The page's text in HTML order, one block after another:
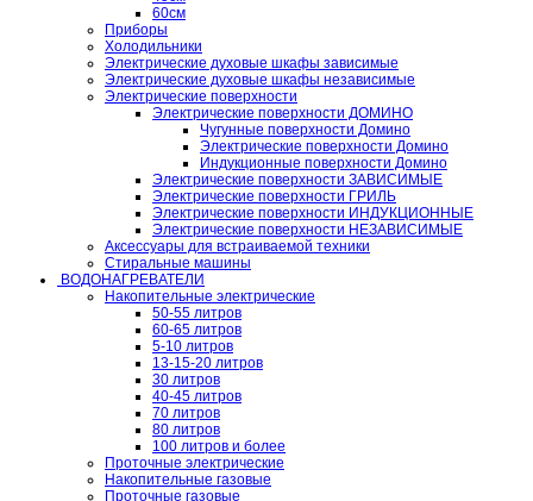
60см
Приборы
Холодильники
Электрические духовые шкафы зависимые
Электрические духовые шкафы независимые
Электрические поверхности
Электрические поверхности ДОМИНО
Чугунные поверхности Домино
Электрические поверхности Домино
Индукционные поверхности Домино
Электрические поверхности ЗАВИСИМЫЕ
Электрические поверхности ГРИЛЬ
Электрические поверхности ИНДУКЦИОННЫЕ
Электрические поверхности НЕЗАВИСИМЫЕ
Аксессуары для встраиваемой техники
Стиральные машины
ВОДОНАГРЕВАТЕЛИ
Накопительные электрические
50-55 литров
60-65 литров
5-10 литров
13-15-20 литров
30 литров
40-45 литров
70 литров
80 литров
100 литров и более
Проточные электрические
Накопительные газовые
Проточные газовые